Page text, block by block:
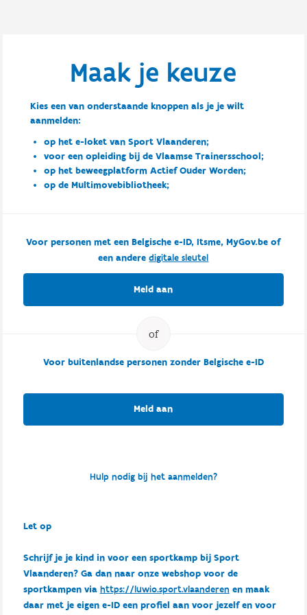
Maak je keuze
Kies een van onderstaande knoppen als je je wilt
aanmelden:
op het e-loket van Sport Vlaanderen;
voor een opleiding bij de Vlaamse Trainersschool;
op het beweegplatform Actief Ouder Worden;
op de Multimovebibliotheek;
Voor personen met een Belgische e-ID, Itsme, MyGov.be of
een anderedigitale sleutel
Meld aan
Voor buitenlandse personen zonder Belgische e-ID
Meld aan
Hulp nodig bij het aanmelden?
Let op
Schrijf je je kind in voor een sportkamp bij Sport
Vlaanderen? Ga dan naar onze webshop voor de
sportkampen via https://luwio.sport.vlaanderenen maak
daar met je eigen e-ID een profiel aan voor jezelf en voor